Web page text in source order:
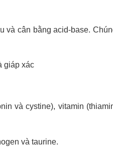
và cân bằng acid-base.
giáp xác
và cystine), vitamin
và taurine.